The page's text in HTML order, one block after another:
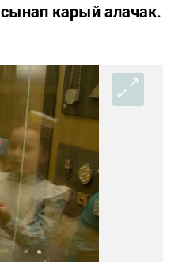
карый алачак.